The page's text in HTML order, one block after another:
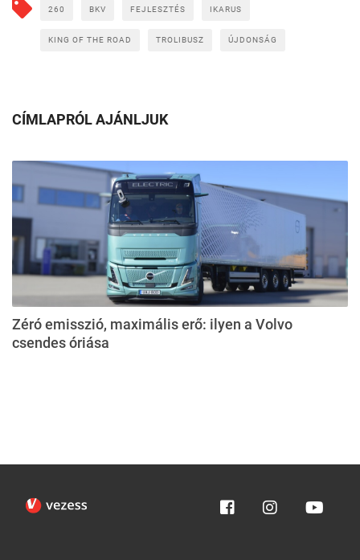
260 BKV FEJLESZTÉS IKARUS
KING OF THE ROAD TROLIBUSZ ÚJDONSÁG
CÍMLAPRÓL AJÁNLJUK
Zéró emisszió, maximális erő: ilyen a Volvo
csendes óriása